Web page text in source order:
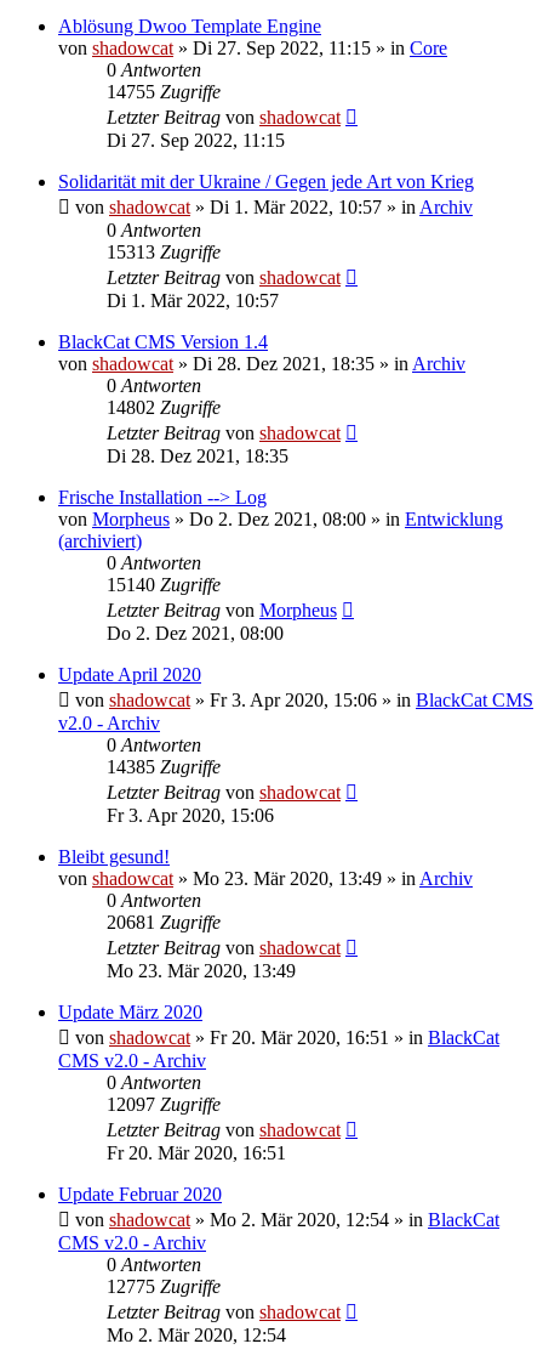
Ablösung Dwoo Template Engine
von shadowcat » Di 27. Sep 2022, 11:15 » in Core
0 Antworten
14755 Zugriffe
Letzter Beitrag von shadowcat
Di 27. Sep 2022, 11:15
Solidarität mit der Ukraine / Gegen jede Art von Krieg
von shadowcat » Di 1. Mär 2022, 10:57 » in Archiv
0 Antworten
15313 Zugriffe
Letzter Beitrag von shadowcat
Di 1. Mär 2022, 10:57
BlackCat CMS Version 1.4
von shadowcat » Di 28. Dez 2021, 18:35 » in Archiv
0 Antworten
14802 Zugriffe
Letzter Beitrag von shadowcat
Di 28. Dez 2021, 18:35
Frische Installation --> Log
von Morpheus » Do 2. Dez 2021, 08:00 » in Entwicklung
(archiviert)
0 Antworten
15140 Zugriffe
Letzter Beitrag von Morpheus
Do 2. Dez 2021, 08:00
Update April 2020
von shadowcat » Fr 3. Apr 2020, 15:06 » in BlackCat CMS
v2.0 - Archiv
0 Antworten
14385 Zugriffe
Letzter Beitrag von shadowcat
Fr 3. Apr 2020, 15:06
Bleibt gesund!
von shadowcat » Mo 23. Mär 2020, 13:49 » in Archiv
0 Antworten
20681 Zugriffe
Letzter Beitrag von shadowcat
Mo 23. Mär 2020, 13:49
Update März 2020
von shadowcat » Fr 20. Mär 2020, 16:51 » in BlackCat
CMS v2.0 - Archiv
0 Antworten
12097 Zugriffe
Letzter Beitrag von shadowcat
Fr 20. Mär 2020, 16:51
Update Februar 2020
von shadowcat » Mo 2. Mär 2020, 12:54 » in BlackCat
CMS v2.0 - Archiv
0 Antworten
12775 Zugriffe
Letzter Beitrag von shadowcat
Mo 2. Mär 2020, 12:54